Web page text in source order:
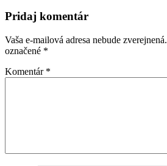
Pridaj komentár
Vaša e-mailová adresa nebude zverejnená.
označené *
Komentár *